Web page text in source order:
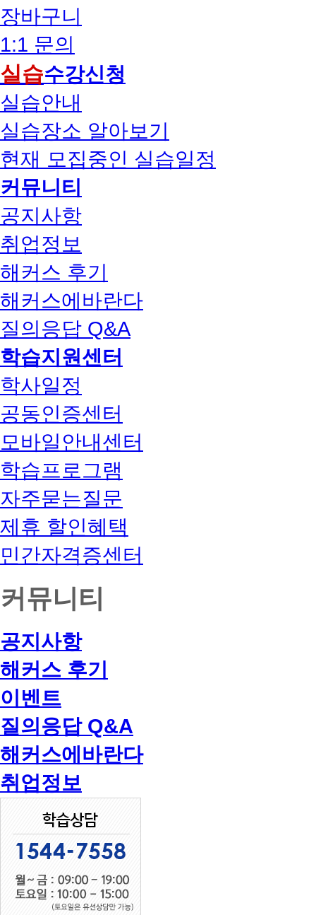
장바구니
1:1 문의
실습수강신청
실습안내
실습장소 알아보기
현재 모집중인 실습일정
커뮤니티
공지사항
취업정보
해커스 후기
해커스에바란다
질의응답 Q&A
학습지원센터
학사일정
공동인증센터
모바일안내센터
학습프로그램
자주묻는질문
제휴 할인혜택
민간자격증센터
커뮤니티
공지사항
해커스 후기
이벤트
질의응답 Q&A
해커스에바란다
취업정보